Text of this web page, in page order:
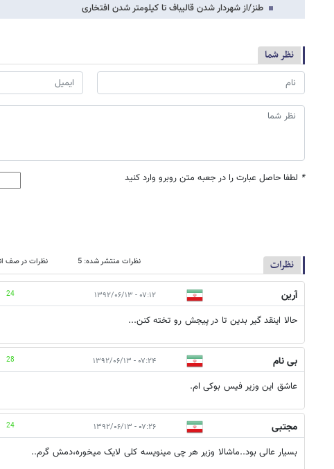
طنز/از شهردار شدن قالیباف تا کیلومتر شدن افتخاری
نظر شما
* لطفا حاصل عبارت را در جعبه متن روبرو وارد کنید
نظرات نظرات منتشر شده: 5 نظرات در صف
آرین ۰۷:۱۲ - ۱۳۹۲/۰۶/۱۳ 24
حالا اینقد گیر بدین تا در پیجش رو تخته کنن...
بی نام ۰۷:۲۴ - ۱۳۹۲/۰۶/۱۳ 28
عاشق این وزیر فیس بوکی ام.
مجتبی ۰۷:۲۶ - ۱۳۹۲/۰۶/۱۳ 24
بسیار عالی بود..ماشالا وزیر هر چی مینویسه کلی لایک میخوره،دمش گرم..